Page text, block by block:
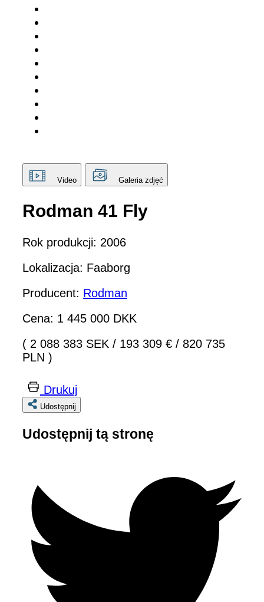
Video Galeria zdjęć
Rodman 41 Fly
Rok produkcji: 2006
Lokalizacja: Faaborg
Producent: Rodman
Cena: 1 445 000 DKK
( 2 088 383 SEK / 193 309 € / 820 735
PLN )
Drukuj
Udostępnij
Udostępnij tą stronę